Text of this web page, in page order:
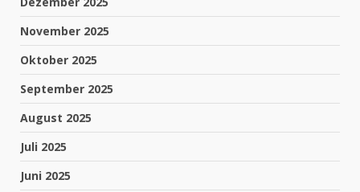
November 2025
Oktober 2025
September 2025
August 2025
Juli 2025
Juni 2025